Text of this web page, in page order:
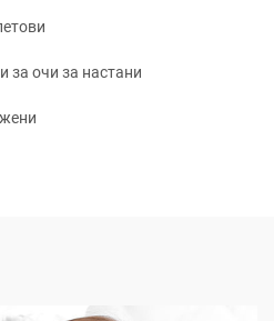
за очи за настани